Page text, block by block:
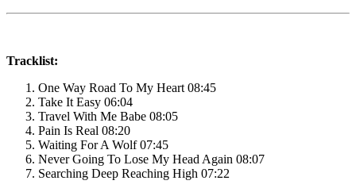
Tracklist:
One Way Road To My Heart 08:45
Take It Easy 06:04
Travel With Me Babe 08:05
Pain Is Real 08:20
Waiting For A Wolf 07:45
Never Going To Lose My Head Again 08:07
Searching Deep Reaching High 07:22